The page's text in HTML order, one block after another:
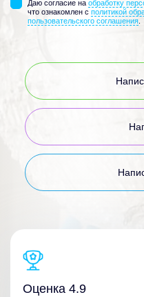
Даю согласие на обработку
что ознакомлен с политикой
пользовательского соглашения
Оценка 4.9